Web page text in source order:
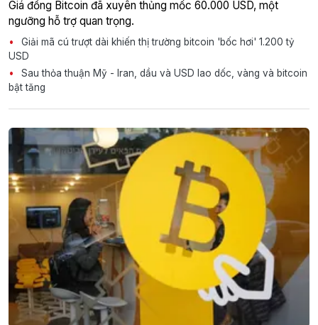
Giá đồng Bitcoin đã xuyên thủng mốc 60.000 USD, một
ngưỡng hỗ trợ quan trọng.
Giải mã cú trượt dài khiến thị trường bitcoin 'bốc hơi' 1.200 tỷ
USD
Sau thỏa thuận Mỹ - Iran, dầu và USD lao dốc, vàng và bitcoin
bật tăng